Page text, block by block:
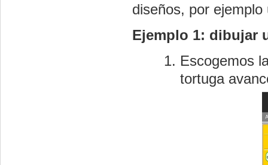
diseños, por ejemplo
Ejemplo 1: dibujar
Escogemos
tortuga